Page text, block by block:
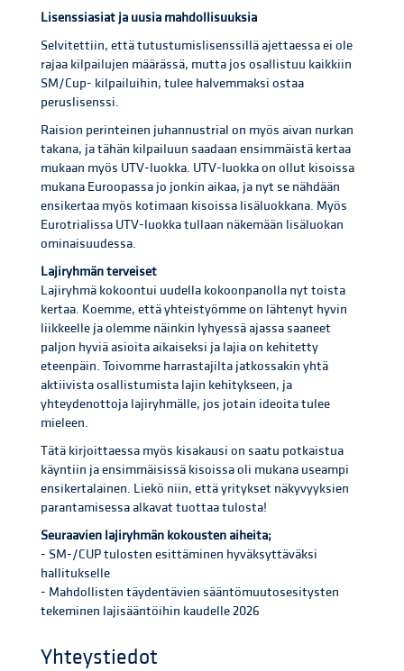
Lisenssiasiat ja uusia mahdollisuuksia
Selvitettiin, että tutustumislisenssillä ajettaessa ei ole
rajaa kilpailujen määrässä, mutta jos osallistuu kaikkiin
SM/Cup- kilpailuihin, tulee halvemmaksi ostaa
peruslisenssi.
Raision perinteinen juhannustrial on myös aivan nurkan
takana, ja tähän kilpailuun saadaan ensimmäistä kertaa
mukaan myös UTV-luokka. UTV-luokka on ollut kisoissa
mukana Euroopassa jo jonkin aikaa, ja nyt se nähdään
ensikertaa myös kotimaan kisoissa lisäluokkana. Myös
Eurotrialissa UTV-luokka tullaan näkemään lisäluokan
ominaisuudessa.
Lajiryhmän terveiset
Lajiryhmä kokoontui uudella kokoonpanolla nyt toista
kertaa. Koemme, että yhteistyömme on lähtenyt hyvin
liikkeelle ja olemme näinkin lyhyessä ajassa saaneet
paljon hyviä asioita aikaiseksi ja lajia on kehitetty
eteenpäin. Toivomme harrastajilta jatkossakin yhtä
aktiivista osallistumista lajin kehitykseen, ja
yhteydenottoja lajiryhmälle, jos jotain ideoita tulee
mieleen.
Tätä kirjoittaessa myös kisakausi on saatu potkaistua
käyntiin ja ensimmäisissä kisoissa oli mukana useampi
ensikertalainen. Liekö niin, että yritykset näkyvyyksien
parantamisessa alkavat tuottaa tulosta!
Seuraavien lajiryhmän kokousten aiheita;
- SM-/CUP tulosten esittäminen hyväksyttäväksi
hallitukselle
- Mahdollisten täydentävien sääntömuutosesitysten
tekeminen lajisääntöihin kaudelle 2026
Yhteystiedot